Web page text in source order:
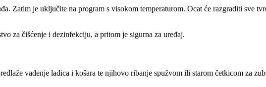
Zatim je uključite na program s visokom temperaturom. Ocat će razgraditi sve
za čišćenje i dezinfekciju, a pritom je sigurna za uređaj.
vađenje ladica i košara te njihovo ribanje spužvom ili starom četkicom za